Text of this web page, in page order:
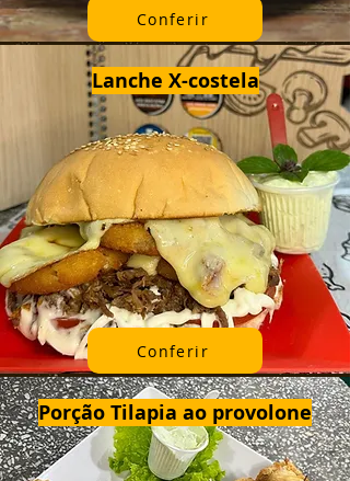
Conferir
Lanche X-costela
Conferir
Porção Tilapia ao provolone